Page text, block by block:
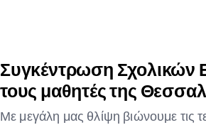
Συγκέντρωση Σχολικών
τους μαθητές της
Με μεγάλη μας θλίψη βιώνουμε τις